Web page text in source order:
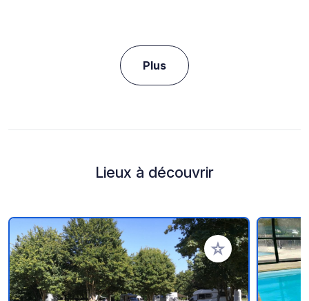
Plus
Lieux à découvrir
Ajouter à vos